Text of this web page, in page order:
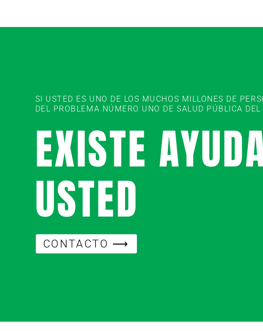
SI USTED ES UNO DE LOS MUCHOS MILLONES DE
DEL PROBLEMA NÚMERO UNO DE SALUD PÚBLICA DEL
EXISTE
USTED
CONTACTO ⟶